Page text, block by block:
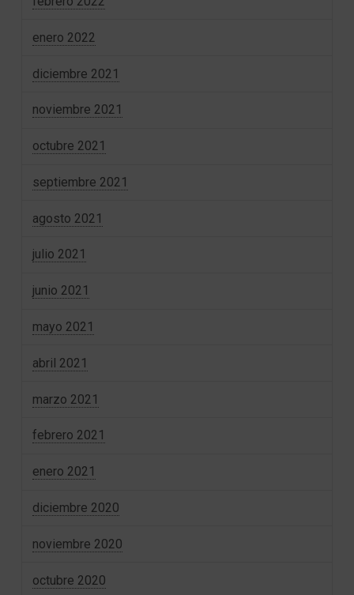
enero 2022
diciembre 2021
noviembre 2021
octubre 2021
septiembre 2021
agosto 2021
julio 2021
junio 2021
mayo 2021
abril 2021
marzo 2021
febrero 2021
enero 2021
diciembre 2020
noviembre 2020
octubre 2020